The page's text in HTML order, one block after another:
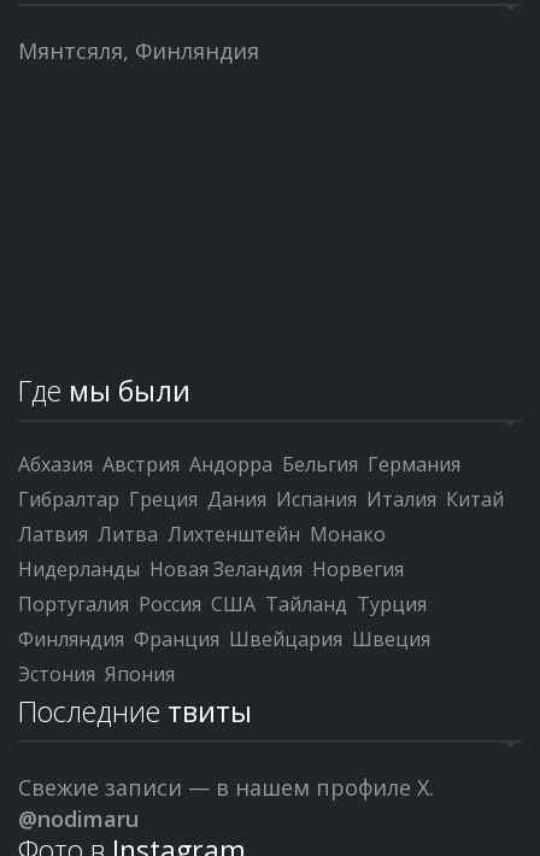
Мянтсяля, Финляндия
Где мы были
Абхазия Австрия Андорра Бельгия Германия
Гибралтар Греция Дания Испания Италия Китай
Латвия Литва Лихтенштейн Монако
Нидерланды Новая Зеландия Норвегия
Португалия Россия США Тайланд Турция
Финляндия Франция Швейцария Швеция
Эстония Япония
Последние твиты
Свежие записи — в нашем профиле X.
@nodimaru